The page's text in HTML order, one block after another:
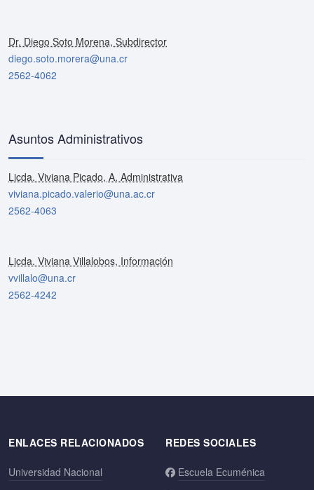
Dr. Diego Soto Morena, Subdirector
diego.soto.morera@una.cr
2562-4062
Asuntos Administrativos
Licda. Viviana Picado, A. Administrativa
viviana.picado.valerio@una.ac.cr
2562-4063
Licda. Viviana Villalobos, Información
vvillalo@una.cr
2562-4242
ENLACES RELACIONADOS
Universidad Nacional
REDES SOCIALES
Escuela Ecuménica